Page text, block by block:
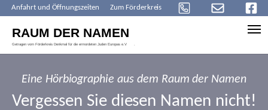
Anfahrt und Öffnungszeiten Zum Förderkreis
Eine Hörbiographie aus dem Raum der Namen
Vergessen Sie diesen Namen nicht!